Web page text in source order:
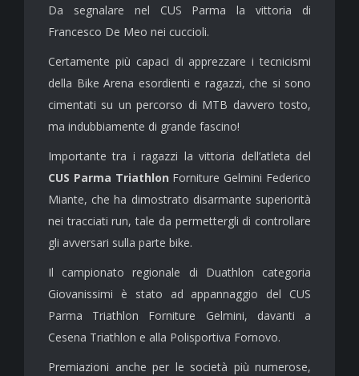
Da segnalare nel CUS Parma la vittoria di
Francesco De Meo nei cuccioli.
Certamente più capaci di apprezzare i tecnicismi
della Bike Arena esordienti e ragazzi, che si sono
cimentati su un percorso di MTB davvero tosto,
ma indubbiamente di grande fascino!
Importante tra i ragazzi la vittoria dell’atleta del
CUS Parma Triathlon Forniture Gelmini Federico
Miante, che ha dimostrato disarmante superiorità
nei tracciati run, tale da permettergli di controllare
gli avversari sulla parte bike.
Il campionato regionale di Duathlon categoria
Giovanissimi è stato ad appannaggio del CUS
Parma Triathlon Forniture Gelmini, davanti a
Cesena Triathlon e alla Polisportiva Fornovo.
Premiazioni anche per le società più numerose,